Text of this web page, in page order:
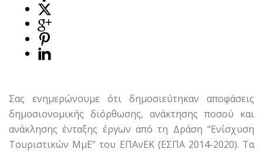
Σας ενημερώνουμε ότι δημοσιεύτηκαν αποφάσεις
δημοσιονομικής διόρθωσης, ανάκτησης ποσού και
ανάκλησης ένταξης έργων από τη Δράση “Ενίσχυση
Τουριστικών ΜμΕ” του ΕΠΑνΕΚ (ΕΣΠΑ 2014-2020). Τα